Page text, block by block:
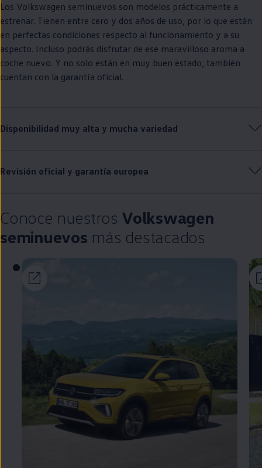
Los Volkswagen seminuevos son modelos prácticamente a
estrenar. Tienen entre cero y dos años de uso, por lo que están
en perfectas condiciones respecto al funcionamiento y a su
aspecto. Incluso podrás disfrutar de ese maravilloso aroma a
coche nuevo. Y no solo están en muy buen estado, también
cuentan con la garantía oficial.
Disponibilidad muy alta y mucha variedad
Revisión oficial y garantía europea
Conoce nuestros Volkswagen
seminuevos más destacados